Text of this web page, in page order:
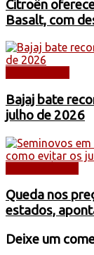
Citroën
Basalt, com
Bajaj bate
julho de 2026
Queda nos
estados,
Deixe um